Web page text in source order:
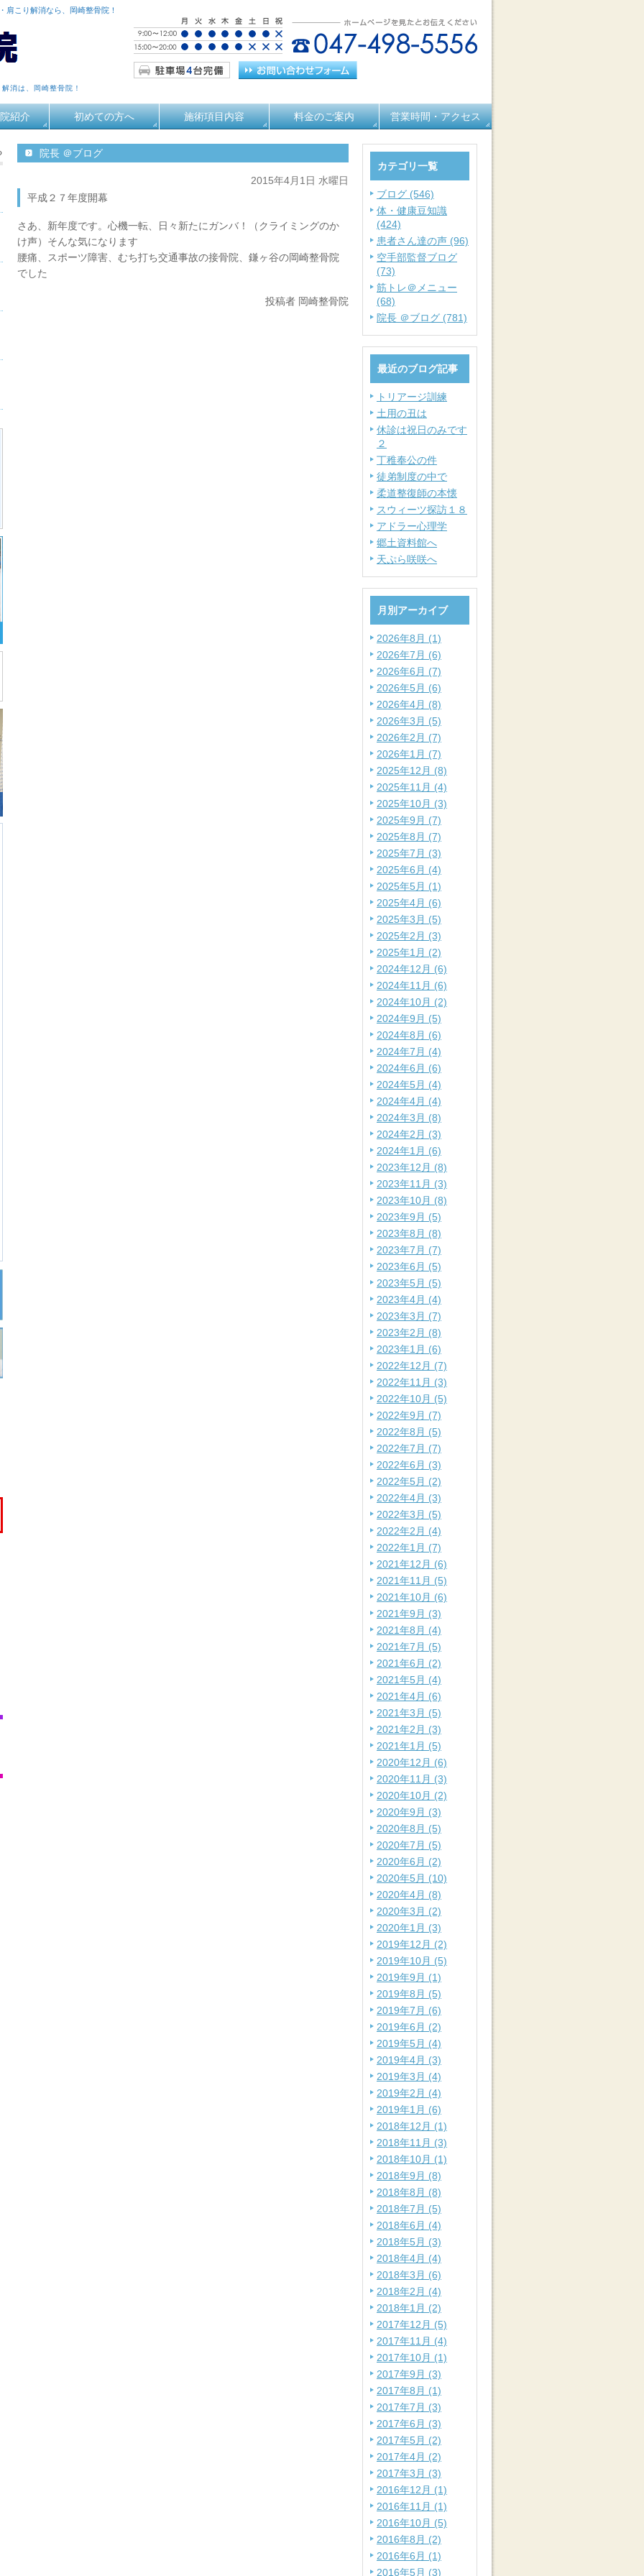
肩こり解消なら、岡崎整骨院！
消は、岡崎整骨院！
紹介 初めての方へ 施術項目内容 料金のご案内 営業時間・アクセス
院長 ＠ブログ
2015年4月1日 水曜日
平成２７年度開幕
さあ、新年度です。心機一転、日々新たにガンバ！（クライミングのか
け声）そんな気になります
腰痛、スポーツ障害、むち打ち交通事故の接骨院、鎌ヶ谷の岡崎整骨院
でした
投稿者 岡崎整骨院
カテゴリ一覧
ブログ (546)
体・健康豆知識
(424)
患者さん達の声 (96)
空手部監督ブログ
(73)
筋トレ＠メニュー
(68)
院長 ＠ブログ (781)
最近のブログ記事
トリアージ訓練
土用の丑は
休診は祝日のみです
２
丁稚奉公の件
徒弟制度の中で
柔道整復師の本懐
スウィーツ探訪１８
アドラー心理学
郷土資料館へ
天ぷら咲咲へ
月別アーカイブ
2026年8月 (1)
2026年7月 (6)
2026年6月 (7)
2026年5月 (6)
2026年4月 (8)
2026年3月 (5)
2026年2月 (7)
2026年1月 (7)
2025年12月 (8)
2025年11月 (4)
2025年10月 (3)
2025年9月 (7)
2025年8月 (7)
2025年7月 (3)
2025年6月 (4)
2025年5月 (1)
2025年4月 (6)
2025年3月 (5)
2025年2月 (3)
2025年1月 (2)
2024年12月 (6)
2024年11月 (6)
2024年10月 (2)
2024年9月 (5)
2024年8月 (6)
2024年7月 (4)
2024年6月 (6)
2024年5月 (4)
2024年4月 (4)
2024年3月 (8)
2024年2月 (3)
2024年1月 (6)
2023年12月 (8)
2023年11月 (3)
2023年10月 (8)
2023年9月 (5)
2023年8月 (8)
2023年7月 (7)
2023年6月 (5)
2023年5月 (5)
2023年4月 (4)
2023年3月 (7)
2023年2月 (8)
2023年1月 (6)
2022年12月 (7)
2022年11月 (3)
2022年10月 (5)
2022年9月 (7)
2022年8月 (5)
2022年7月 (7)
2022年6月 (3)
2022年5月 (2)
2022年4月 (3)
2022年3月 (5)
2022年2月 (4)
2022年1月 (7)
2021年12月 (6)
2021年11月 (5)
2021年10月 (6)
2021年9月 (3)
2021年8月 (4)
2021年7月 (5)
2021年6月 (2)
2021年5月 (4)
2021年4月 (6)
2021年3月 (5)
2021年2月 (3)
2021年1月 (5)
2020年12月 (6)
2020年11月 (3)
2020年10月 (2)
2020年9月 (3)
2020年8月 (5)
2020年7月 (5)
2020年6月 (2)
2020年5月 (10)
2020年4月 (8)
2020年3月 (2)
2020年1月 (3)
2019年12月 (2)
2019年10月 (5)
2019年9月 (1)
2019年8月 (5)
2019年7月 (6)
2019年6月 (2)
2019年5月 (4)
2019年4月 (3)
2019年3月 (4)
2019年2月 (4)
2019年1月 (6)
2018年12月 (1)
2018年11月 (3)
2018年10月 (1)
2018年9月 (8)
2018年8月 (8)
2018年7月 (5)
2018年6月 (4)
2018年5月 (3)
2018年4月 (4)
2018年3月 (6)
2018年2月 (4)
2018年1月 (2)
2017年12月 (5)
2017年11月 (4)
2017年10月 (1)
2017年9月 (3)
2017年8月 (1)
2017年7月 (3)
2017年6月 (3)
2017年5月 (2)
2017年4月 (2)
2017年3月 (3)
2016年12月 (1)
2016年11月 (1)
2016年10月 (5)
2016年8月 (2)
2016年6月 (1)
2016年5月 (3)